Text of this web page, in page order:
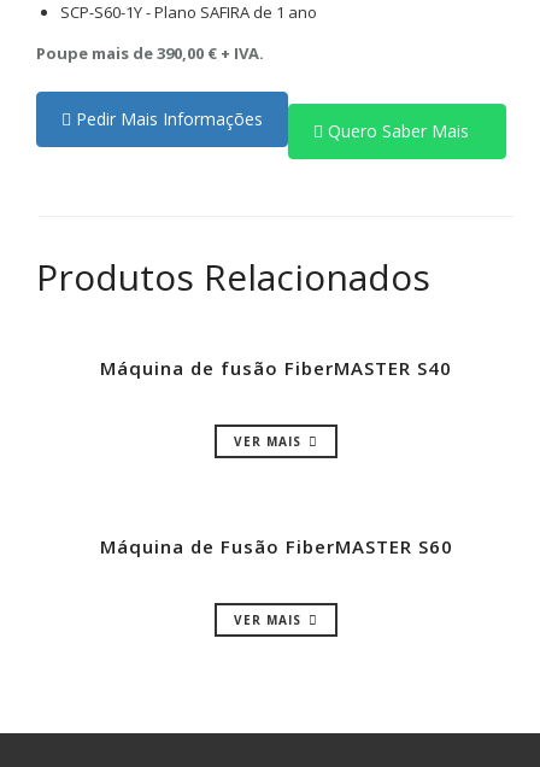
SCP-S60-1Y - Plano SAFIRA de 1 ano
Poupe mais de 390,00 € + IVA.
Pedir Mais Informações
Quero Saber Mais
Produtos Relacionados
Máquina de fusão FiberMASTER S40
VER MAIS
Máquina de Fusão FiberMASTER S60
VER MAIS